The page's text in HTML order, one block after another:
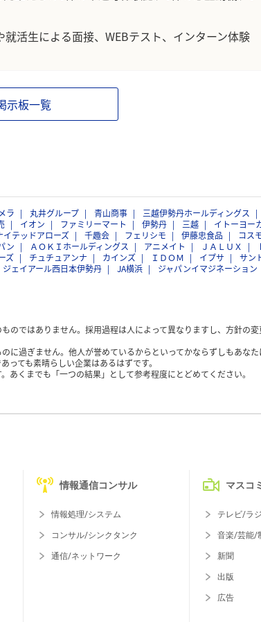
活生による面接、WEBテスト、インターン体験
示板一覧
ラ 丸井グループ 青山商事
三越伊勢丹ホールディングス
イオン ファミリーマート 伊勢丹 三越
イトーヨー
イテッドアローズ 千趣会 フェリシモ 伊藤忠食品
コス
ン ＡＯＫＩホールディングス アニメイト ＪＡＬＵＸ
ズ チュチュアンナ カインズ ＩＤＯＭ イプサ
サン
ジェイアール西日本伊勢丹 JA横浜
ジャパンイマジネーション
のではありません。採用過程は人によって異なりますし、方針の変
に過ぎません。他人が誉めているからといってかならずしもあなた
ても素晴らしい企業はあるはずです。
くまでも「一つの結果」として参考程度にとどめてください。
情報通信コンサル
情報処理/システム
コンサル/シンクタンク
通信/ネットワーク
マスコミ
テレビ/ラ
音楽/芸能/
新聞
出版
広告